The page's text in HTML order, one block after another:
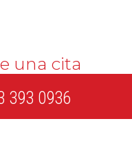
una cita
393 0936